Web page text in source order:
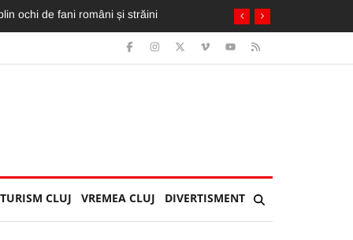
mult ca pe «U»”
TURISM CLUJ VREMEA CLUJ DIVERTISMENT